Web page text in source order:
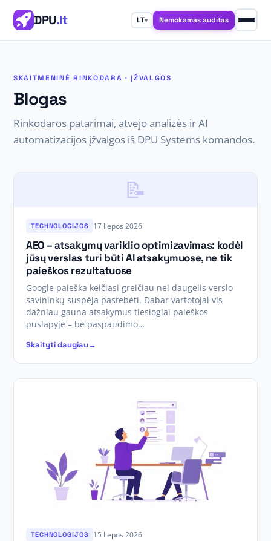
DPU.lt LT▾ Nemokamas auditas
SKAITMENINĖ RINKODARA · ĮŽVALGOS
Blogas
Rinkodaros patarimai, atvejo analizės ir AI
automatizacijos įžvalgos iš DPU Systems komandos.
📝
TECHNOLOGIJOS 17 liepos 2026
AEO – atsakymų variklio optimizavimas: kodėl
jūsų verslas turi būti AI atsakymuose, ne tik
paieškos rezultatuose
Google paieška keičiasi greičiau nei daugelis verslo
savininkų suspėja pastebėti. Dabar vartotojai vis
dažniau gauna atsakymus tiesiogiai paieškos
puslapyje – be paspaudimo…
Skaityti daugiau
TECHNOLOGIJOS 15 liepos 2026